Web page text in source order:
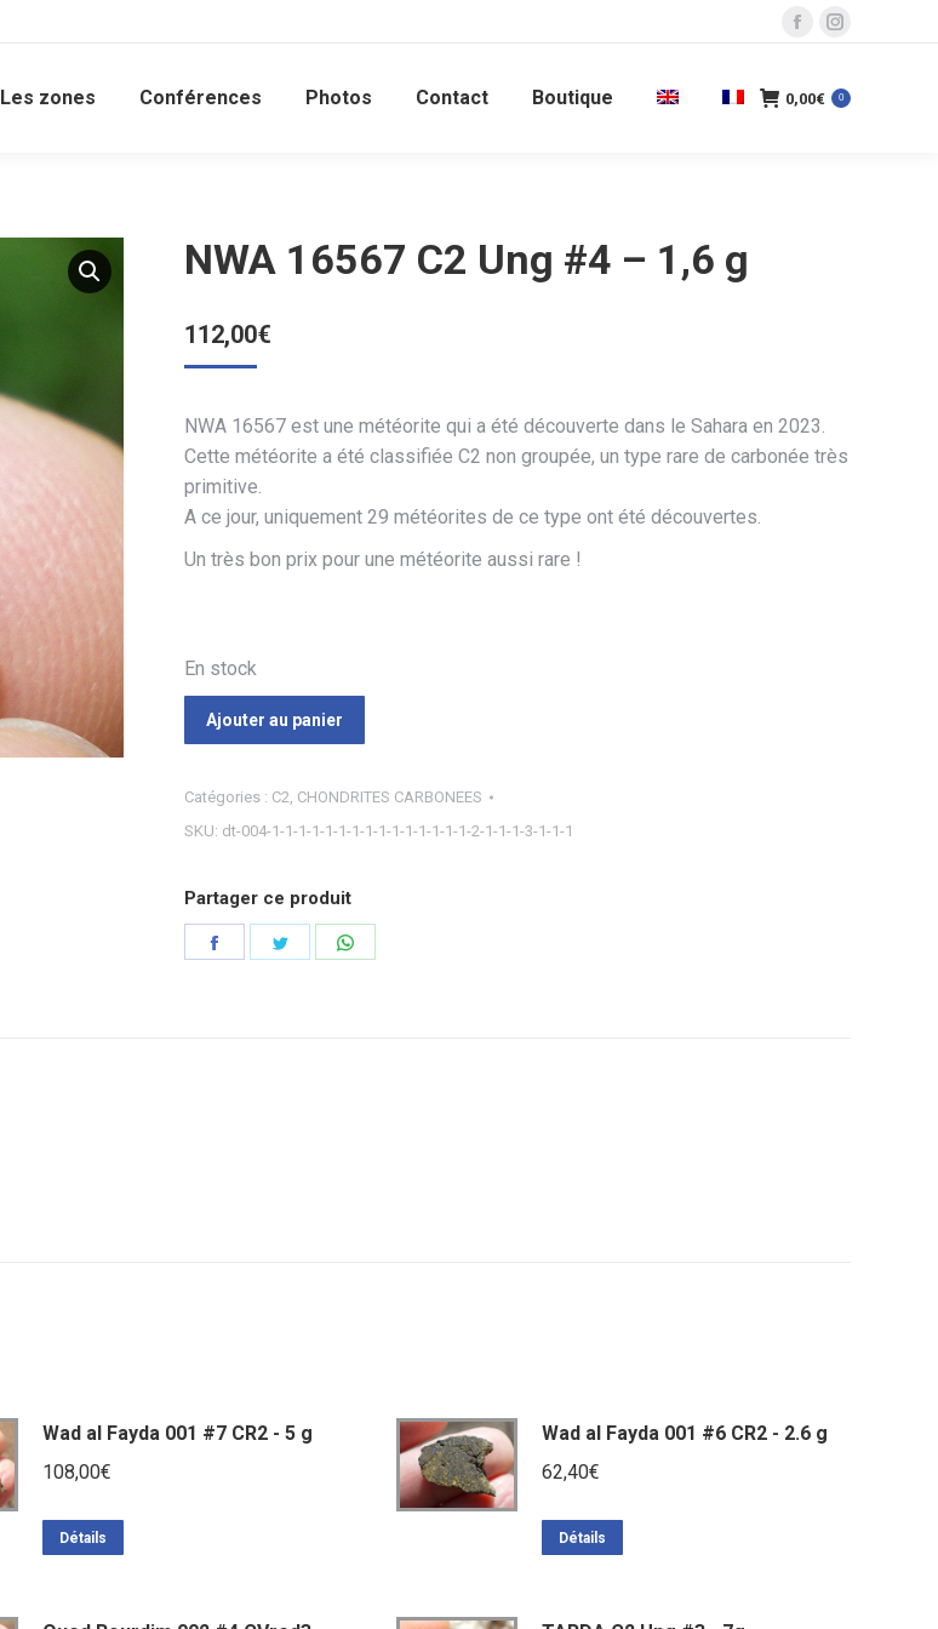
La
Facebook
La
Instagram
Les zones Conférences Photos Contact Boutique 0,00€ 0
NWA 16567 C2 Ung #4 – 1,6 g
112,00€
NWA 16567 est une météorite qui a été découverte dans le Sahara en 2023.
Cette météorite a été classifiée C2 non groupée, un type rare de carbonée très
primitive.
A ce jour, uniquement 29 météorites de ce type ont été découvertes.
Un très bon prix pour une météorite aussi rare !
En stock
Ajouter au panier
Catégories : C2, CHONDRITES CARBONEES
SKU: dt-004-1-1-1-1-1-1-1-1-1-1-1-1-1-1-1-2-1-1-1-3-1-1-1
Partager ce produit
Partager Partager
Wad al Fayda 001 #7 CR2 - 5 g
108,00€
Détails
Wad al Fayda 001 #6 CR2 - 2.6 g
62,40€
Détails